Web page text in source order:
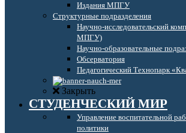
Издания МПГУ
Структурные подразделения
Научно-исследовательский
МПГУ)
Научно-образовательные
Обсерватория
Педагогический Технопарк
Закрыть
СТУДЕНЧЕСКИЙ МИР
Управление воспитательной
политики